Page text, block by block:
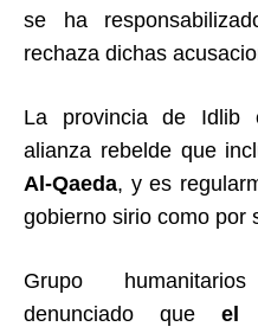
se ha
rechaza dichas
La provincia de Idlib
alianza rebelde que
Al-Qaeda, y es
gobierno sirio como por
Grupo
denunciado que el